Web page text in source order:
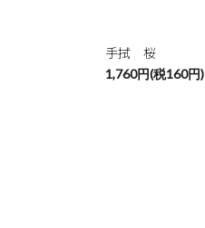
手拭 桜
1,760円(税160円)